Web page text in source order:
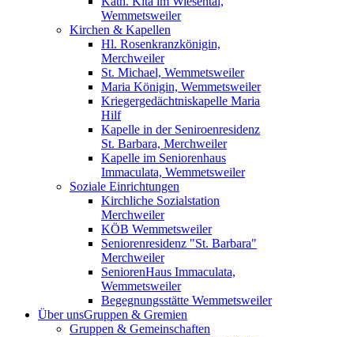
Wemmetsweiler
Kirchen & Kapellen
Hl. Rosenkranzkönigin,
Merchweiler
St. Michael, Wemmetsweiler
Maria Königin, Wemmetsweiler
Kriegergedächtniskapelle Maria
Hilf
Kapelle in der Seniroenresidenz
St. Barbara, Merchweiler
Kapelle im Seniorenhaus
Immaculata, Wemmetsweiler
Soziale Einrichtungen
Kirchliche Sozialstation
Merchweiler
KÖB Wemmetsweiler
Seniorenresidenz "St. Barbara"
Merchweiler
SeniorenHaus Immaculata,
Wemmetsweiler
Begegnungsstätte Wemmetsweiler
Über unsGruppen & Gremien
Gruppen & Gemeinschaften